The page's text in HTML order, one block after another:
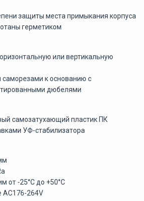
защиты места примыкания корпуса
герметиком
или вертикальную
саморезами к основанию с
дюбелями
самозатухающий пластик ПК
УФ-стабилизатора
от -25°С до +50°С
AC176-264V